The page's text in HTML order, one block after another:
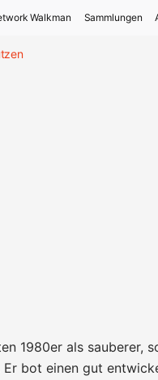
Walkman Sammlungen
1980er als sauberer,
Er bot einen gut